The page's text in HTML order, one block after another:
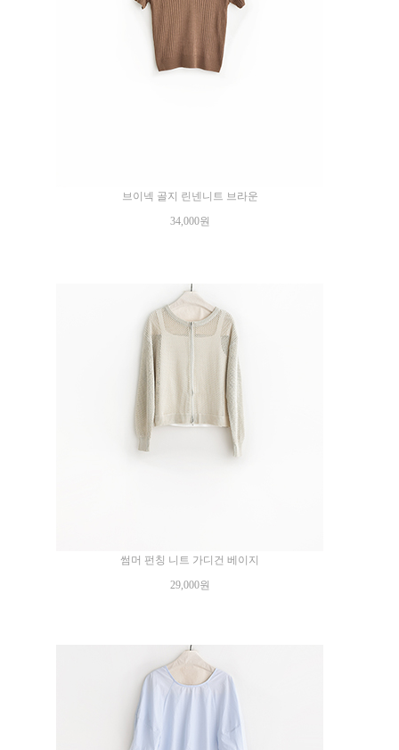
브이넥 골지 린넨니트 브라운
34,000원
썸머 펀칭 니트 가디건 베이지
29,000원